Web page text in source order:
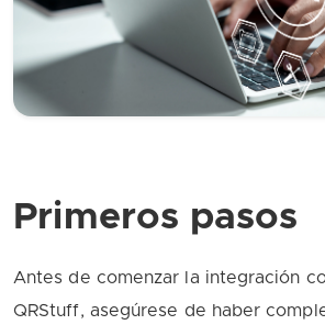
Primeros pasos
Antes de comenzar la integración
QRStuff, asegúrese de haber